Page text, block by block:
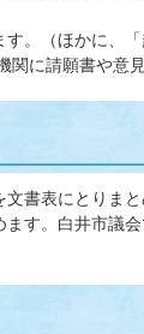
。（ほかに、
に請願書や意
書表にとりま
す。白井市議